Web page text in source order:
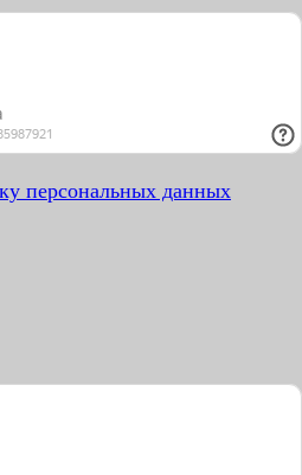
персональных данных